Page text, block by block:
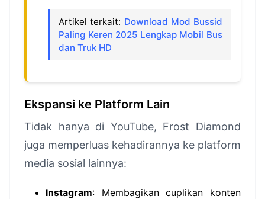
Artikel terkait: Download Mod Bussid
Paling Keren 2025 Lengkap Mobil Bus
dan Truk HD
Ekspansi ke Platform Lain
Tidak hanya di YouTube, Frost Diamond
juga memperluas kehadirannya ke platform
media sosial lainnya:
Instagram: Membagikan cuplikan konten